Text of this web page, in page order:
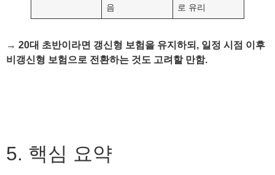
음
로 유리
→ 20대 초반이라면 갱신형 보험을 유지하되, 일정 시점 이후
비갱신형 보험으로 전환하는 것도 고려할 만함.
5. 핵심 요약